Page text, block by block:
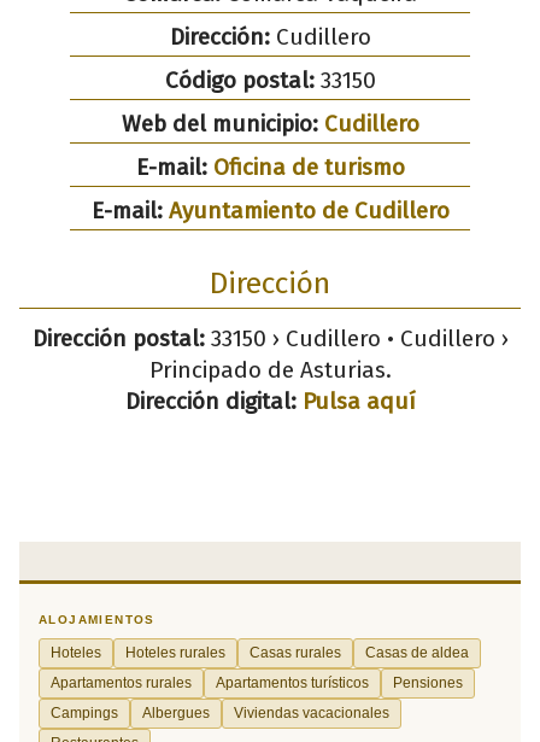
Dirección:Cudillero
Código postal:33150
Web del municipio: Cudillero
E-mail: Oficina de turismo
E-mail: Ayuntamiento de Cudillero
Dirección
Dirección postal:33150 › Cudillero • Cudillero ›
Principado de Asturias.
Dirección digital: Pulsa aquí